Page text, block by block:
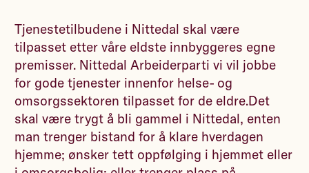
Tjenestetilbudene i Nittedal skal være
tilpasset etter våre eldste innbyggeres egne
premisser. Nittedal Arbeiderparti vi vil jobbe
for gode tjenester innenfor helse- og
omsorgssektoren tilpasset for de eldre.Det
skal være trygt å bli gammel i Nittedal, enten
man trenger bistand for å klare hverdagen
hjemme; ønsker tett oppfølging i hjemmet eller